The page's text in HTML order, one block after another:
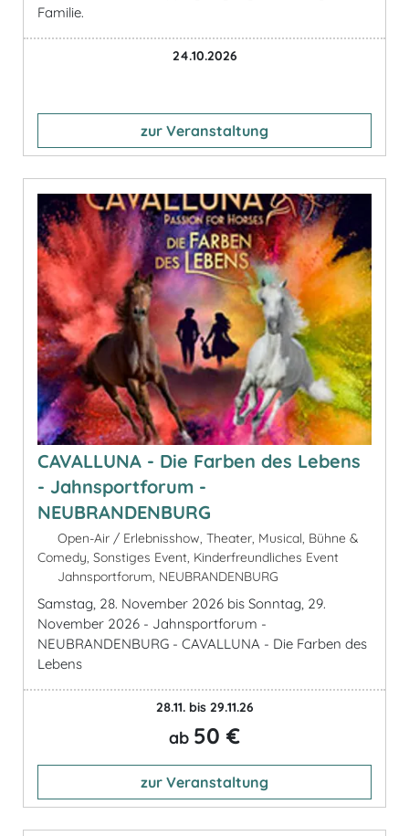
Familie.
24.10.2026
zur Veranstaltung
CAVALLUNA - Die Farben des Lebens
- Jahnsportforum -
NEUBRANDENBURG
Open-Air / Erlebnisshow, Theater, Musical, Bühne &
Comedy, Sonstiges Event, Kinderfreundliches Event
Jahnsportforum, NEUBRANDENBURG
Samstag, 28. November 2026 bis Sonntag, 29.
November 2026 - Jahnsportforum -
NEUBRANDENBURG - CAVALLUNA - Die Farben des
Lebens
28.11. bis 29.11.26
ab 50 €
zur Veranstaltung